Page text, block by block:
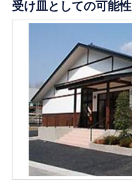
受け皿としての可能性